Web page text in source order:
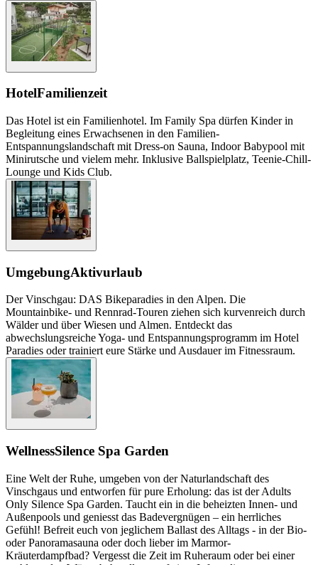
HotelFamilienzeit
Das Hotel ist ein Familienhotel. Im Family Spa dürfen Kinder in
Begleitung eines Erwachsenen in den Familien-
Entspannungslandschaft mit Dress-on Sauna, Indoor Babypool mit
Minirutsche und vielem mehr. Inklusive Ballspielplatz, Teenie-Chill-
Lounge und Kids Club.
UmgebungAktivurlaub
Der Vinschgau: DAS Bikeparadies in den Alpen. Die
Mountainbike- und Rennrad-Touren ziehen sich kurvenreich durch
Wälder und über Wiesen und Almen. Entdeckt das
abwechslungsreiche Yoga- und Entspannungsprogramm im Hotel
Paradies oder trainiert eure Stärke und Ausdauer im Fitnessraum.
WellnessSilence Spa Garden
Eine Welt der Ruhe, umgeben von der Naturlandschaft des
Vinschgaus und entworfen für pure Erholung: das ist der Adults
Only Silence Spa Garden. Taucht ein in die beheizten Innen- und
Außenpools und geniesst das Badevergnügen – ein herrliches
Gefühl! Befreit euch von jeglichem Ballast des Alltags - in der Bio-
oder Panoramasauna oder doch lieber im Marmor-
Kräuterdampfbad? Vergesst die Zeit im Ruheraum oder bei einer